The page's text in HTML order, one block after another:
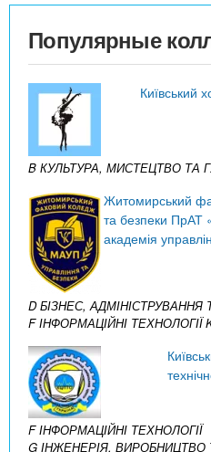
Популярные
Київський
B КУЛЬТУРА, МИСТЕЦТВО ТА
Житомирський
та безпеки ПрАТ
академія
D БІЗНЕС, АДМІНІСТРУВАННЯ
F ІНФОРМАЦІЙНІ ТЕХНОЛОГІЇ
F ІНФОРМАЦІЙНІ ТЕХНОЛОГІЇ
G ІНЖЕНЕРІЯ, ВИРОБНИЦТВО